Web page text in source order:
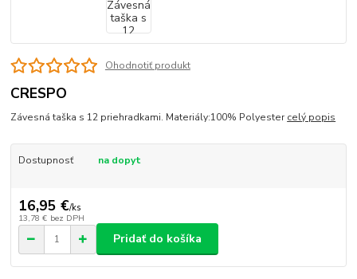
Ohodnotiť produkt
CRESPO
Závesná taška s 12 priehradkami. Materiály:100% Polyestercelý popis
Dostupnosť na dopyt
16,95 €/ks
13,78 € bez DPH
Pridať do košíka